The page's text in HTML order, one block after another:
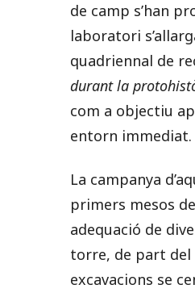
de camp s’han
laboratori
quadriennal de
durant la
com a objectiu
entorn immediat.
La campanya
primers mesos
adequació de
torre, de part del
excavacions se